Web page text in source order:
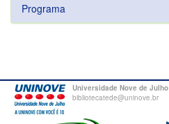
Programa
Universidade Nove de Julho
bibliotecatede@uninove.br